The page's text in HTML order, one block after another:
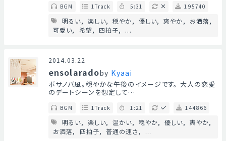
BGM 1Track 5:31 195740
明るい 楽しい 穏やか 優しい 爽やか
お洒落
可愛い
希望 四拍子 ...
2014.03.22
ensolaradoby Kyaai
ボサノバ風。穏やかな午後のイメージです。 大人の恋愛
のデートシーンを想定して…
BGM 1Track 1:21 144866
明るい 楽しい 温かい 穏やか 優しい
爽やか
お洒落
四拍子 普通の速さ ...